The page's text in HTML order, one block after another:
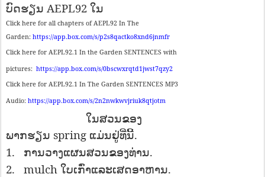
ບົດຮຽນ AEPL92 ໃນ
Click here for all chapters of AEPL92 In The
Garden: https://app.box.com/s/p2s8qactko8xnd6jnmfr
Click here for AEPL92.1 In the Garden SENTENCES with
pictures: https://app.box.com/s/0bscwxrqtd1jwst7qzy2
Click here for AEPL92.1 In The Garden SENTENCES MP3
Audio: https://app.box.com/s/2n2nwkwvjriuk8qtjotm
ໃນ​ສວນ​ຂອງ
ພາກ​ຮຽນ spring ແມ່ນ​ຢູ່​ທີ່​ນີ້​.
1. ການ​ວາງ​ແຜນ​ສວນ​ຂອງ​ທ່ານ​.
2. mulch ໃບ​ເກົ່າ​ແລະ​ເສດ​ອາ​ຫານ​.